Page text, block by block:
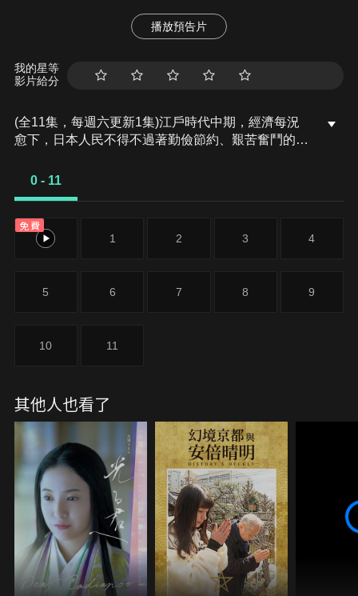
播放預告片
我的星等
影片給分
(全11集，每週六更新1集)江戶時代中期，經濟每況
愈下，日本人民不得不過著勤儉節約、艱苦奮鬥的生
富裕的幕府將軍登場。 在這樣的背景下，倫子被迫與
將軍的女性。為了贏得幕府將軍的青睞，一場激烈的
爭奪戰即將展開。 與此同時，有人正在密謀讓大奧和
0 - 11
免費
0 1 2 3 4
5 6 7 8 9
10 11
其他人也看了